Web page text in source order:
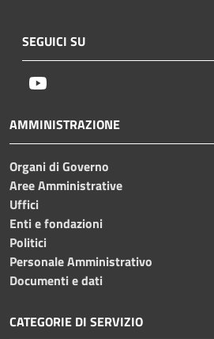
SEGUICI SU
AMMINISTRAZIONE
Organi di Governo
Aree Amministrative
Uffici
Enti e fondazioni
Politici
Personale Amministrativo
Documenti e dati
CATEGORIE DI SERVIZIO